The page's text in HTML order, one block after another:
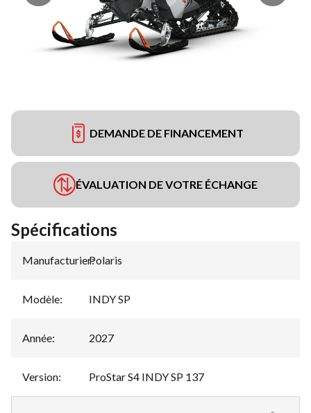
DEMANDE DE FINANCEMENT
ÉVALUATION DE VOTRE ÉCHANGE
Spécifications
Manufacturier:
Polaris
Modèle: INDY SP
Année: 2027
Version: ProStar S4 INDY SP 137